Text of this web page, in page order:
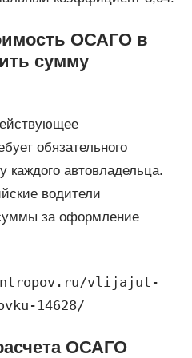
ОСАГО в
сумму
обязательного
автовладельца.
водители
за оформление
vlijajut-
14628/
ОСАГО